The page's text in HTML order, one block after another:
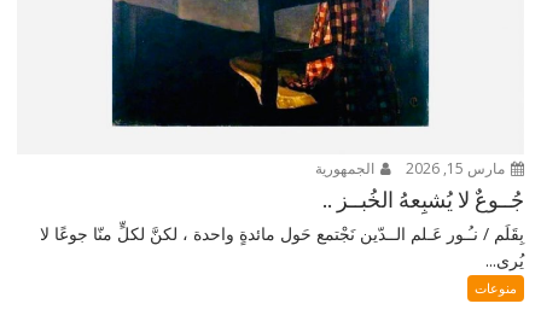
مارس 15, 2026 الجمهورية
جُــوعٌ لا يُشبِعهُ الخُبــز ..
بِقَلَم / نـُـور عَـلم الــدّين نَجْتمع حَول مائدةٍ واحدة ، لكنَّ لكلٍّ منّا جوعًا لا
يُرى...
منوعات